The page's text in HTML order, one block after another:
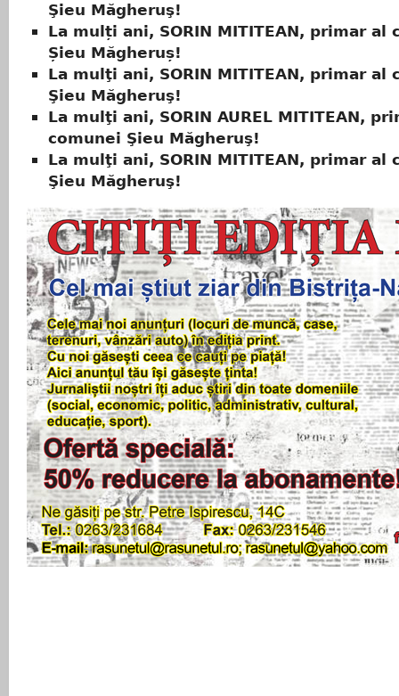
Şieu Măgheruş!
La mulți ani, SORIN MITITEAN, primar al
Șieu Măgheruș!
La mulţi ani, SORIN MITITEAN, primar al
Şieu Măgheruş!
La mulţi ani, SORIN AUREL MITITEAN,
comunei Şieu Măgheruş!
La mulţi ani, SORIN MITITEAN, primar al
Şieu Măgheruş!